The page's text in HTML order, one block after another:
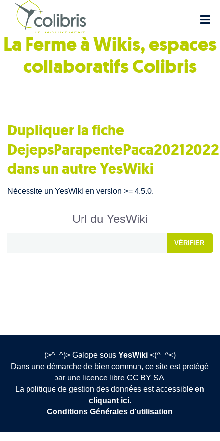
La Ferme à Wikis, espaces
collaboratifsColibris
Dupliquer la fiche
DejepsParapentePaca20212022
dans un autre YesWiki
Nécessite un YesWiki en version >= 4.5.0.
Url du YesWiki
VÉRIFIER
(>^_^)> Galope sous YesWiki <(^_^<)
Dans une démarche de bien commun, ce site est protégé
par une licence libre CC BY SA.
La politique de gestion des données est accessibleen
cliquant ici.
Conditions Générales d'utilisation